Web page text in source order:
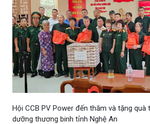
Hội CCB PV Power đến thăm và tặng quà
dưỡng thương binh tỉnh Nghệ An